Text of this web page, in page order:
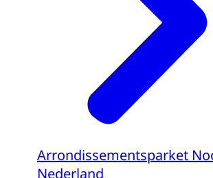
Arrondissementsparket
Nederland